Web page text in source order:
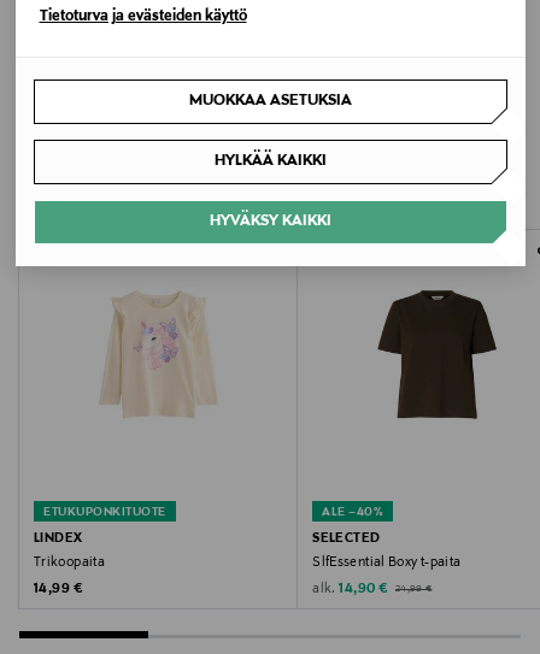
Tietoturva ja evästeiden käyttö
MUOKKAA ASETUKSIA
HYLKÄÄ KAIKKI
HYVÄKSY KAIKKI
LISÄÄ KIINNOSTAVIA
TUOTTEITA
ETUKUPONKITUOTE
LINDEX
Trikoopaita
Original Price
14,99 €
ALE –40%
SELECTED
SlfEssential Boxy t-paita
alk. Discounted Price
14,90 € Original Price
24,99 €